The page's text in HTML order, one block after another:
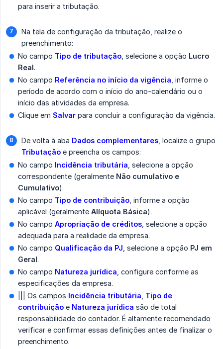
para inserir a tributação.
Na tela de configuração da tributação, realize o
preenchimento:
No campo Tipo de tributação , selecione a opção Lucro
Real.
No campo Referência no início da vigência , informe o
período de acordo com o início do ano-calendário ou o
início das atividades da empresa.
Clique em Salvar para concluir a configuração da vigência.
De volta à aba Dados complementares , localize o grupo
Tributação e preencha os campos:
No campo Incidência tributária , selecione a opção
correspondente (geralmente Não cumulativo e
Cumulativo).
No campo Tipo de contribuição , informe a opção
aplicável (geralmente Alíquota Básica).
No campo Apropriação de créditos , selecione a opção
adequada para a realidade da empresa.
No campo Qualificação da PJ , selecione a opção PJ em
Geral.
No campo Natureza jurídica , configure conforme as
especificações da empresa.
||| Os campos Incidência tributária Tipo de
contribuição e Natureza jurídica são de total
responsabilidade do contador. É altamente recomendado
verificar e confirmar essas definições antes de finalizar o
preenchimento.